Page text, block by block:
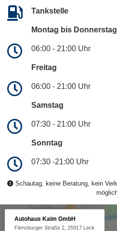
Tankstelle
Montag bis Donnerstag
06:00 - 21:00 Uhr
Freitag
06:00 - 21:00 Uhr
Samstag
07:30 - 21:00 Uhr
Sonntag
07:30 -21:00 Uhr
Schautag, keine Beratung, kein
Autohaus Kaim GmbH
Flensburger Straße 2, 25917 Leck